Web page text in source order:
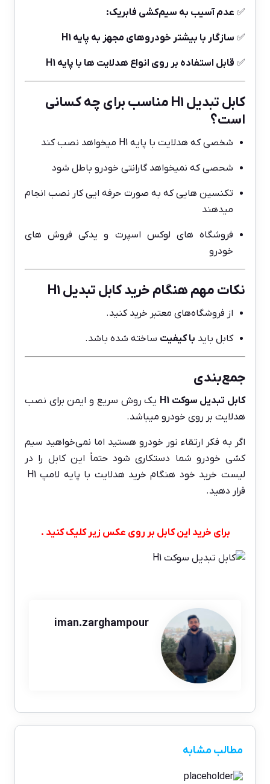
✅ عدم آسیب به سیم‌کشی فابریک:
✅ سازگار با بیشتر خودروهای مجهز به پایه H1
✅ قابل استفاده بر روی انواع هدلایت ها با پایه H1
کابل تبدیل H1 مناسب برای چه کسانی
است؟
شخصی که هدلایت با پایه H1 میخواهد نصب کند
شحصی که نمیخواهد گارانتی خودرو باطل شود
تکنسین هایی که به صورت حرفه ایی کار نصب انجام
میدهند
فروشگاه های لوکس اسپرت و یدکی فروش های
خودرو
نکات مهم هنگام خرید کابل تبدیل H1
از فروشگاه‌های معتبر خرید کنید.
کابل باید با کیفیت ساخته شده باشد.
جمع‌بندی
کابل تبدیل سوکت H1
یک روش سریع و ایمن برای نصب
هدلایت بر روی خودرو میباشد.
اگر به فکر ارتقاء نور خودرو هستید اما نمی‌خواهید سیم
کشی خودرو شما دستکاری شود حتماً این کابل را در
قرار دهید.
برای خرید این کابل بر روی عکس زیر کلیک کنید .
iman.zarghampour
مطالب مشابه